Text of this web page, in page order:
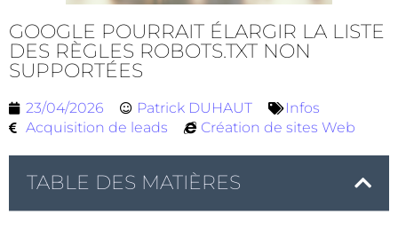
GOOGLE POURRAIT ÉLARGIR LA LISTE
DES RÈGLES ROBOTS.TXT NON
SUPPORTÉES
23/04/2026 Patrick DUHAUT
Infos
Acquisition de leads
Création de sites Web
TABLE DES MATIÈRES